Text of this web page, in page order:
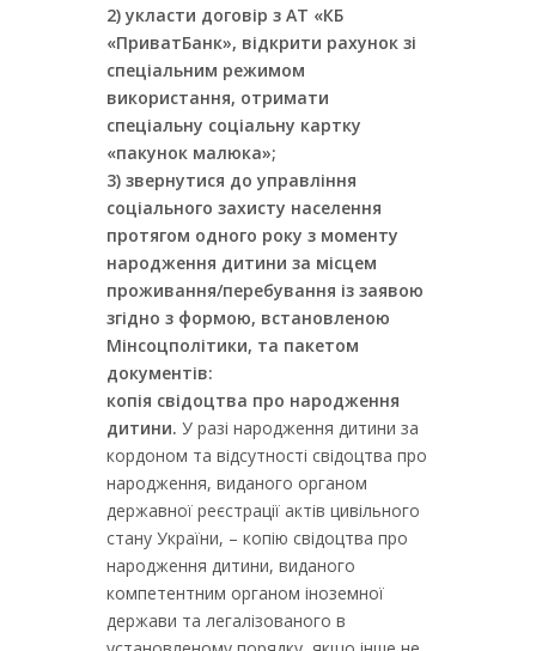
2) укласти договір з АТ «КБ
«ПриватБанк», відкрити рахунок зі
спеціальним режимом
використання, отримати
спеціальну соціальну картку
«пакунок малюка»;
3) звернутися до управління
соціального захисту населення
протягом одного року з моменту
народження дитини за місцем
проживання/перебування із заявою
згідно з формою, встановленою
Мінсоцполітики, та пакетом
документів:
копія свідоцтва про народження
дитини. У разі народження дитини за
кордоном та відсутності свідоцтва про
народження, виданого органом
державної реєстрації актів цивільного
стану України, – копію свідоцтва про
народження дитини, виданого
компетентним органом іноземної
держави та легалізованого в